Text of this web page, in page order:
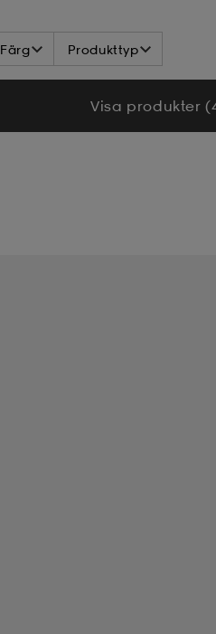
Färg Produkttyp
Visa produkter